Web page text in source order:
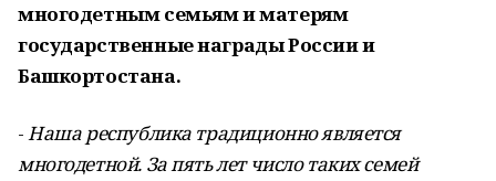
многодетным семьям и матерям
государственные награды России и
Башкортостана.
-Наша республика традиционно является
многодетной. За пять лет число таких семей